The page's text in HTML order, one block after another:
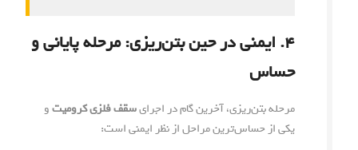
۴. ایمنی در حین بتن‌ریزی: مرحله پایانی و
حساس
مرحله بتن‌ریزی، آخرین گام در اجرایسقف فلزی کرومیتو
یکی از حساس‌ترین مراحل از نظر ایمنی است: